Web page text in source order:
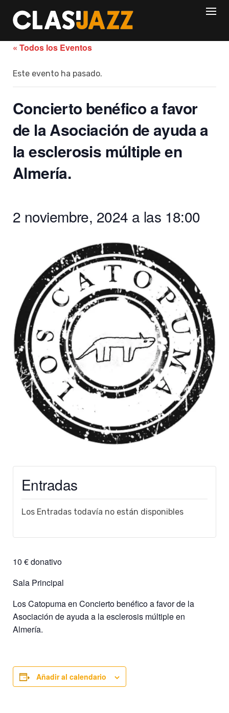
content
« Todos los Eventos
Este evento ha pasado.
Concierto benéfico a favor
de la Asociación de ayuda a
la esclerosis múltiple en
Almería.
2 noviembre, 2024 a las 18:00
Entradas
Los Entradas todavía no están disponibles
10 € donativo
Sala Principal
Los Catopuma en Concierto benéfico a favor de la
Asociación de ayuda a la esclerosis múltiple en
Almería.
Añadir al calendario